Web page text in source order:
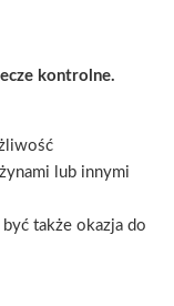
kontrolne.
lub innymi
także okazja do